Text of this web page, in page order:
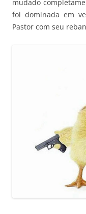
mudado
foi dominada em
Pastor com seu